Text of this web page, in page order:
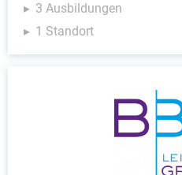
3 Ausbildungen
1 Standort